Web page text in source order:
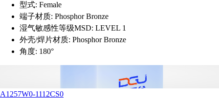
型式: Female
端子材质: Phosphor Bronze
湿气敏感性等级MSD: LEVEL 1
外壳/焊片材质: Phosphor Bronze
角度: 180°
A1257W0-1112CS0